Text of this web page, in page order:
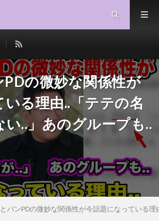
の微妙な関係性が
る理由..「テテの名
..」あのグループも..
パンPDの微妙な関係性が今話題になっている